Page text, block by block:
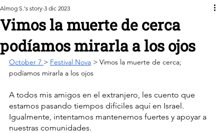
Vimos la muerte de cerca
podíamos mirarla a los ojos
Almog S.'s story 3 dic 2023
October 7 > Festival Nova > Vimos la muerte de cerca;
podíamos mirarla a los ojos
A todos mis amigos en el extranjero, les cuento que
estamos pasando tiempos difíciles aquí en Israel.
Igualmente, intentamos mantenernos fuertes y apoyar a
nuestras comunidades.